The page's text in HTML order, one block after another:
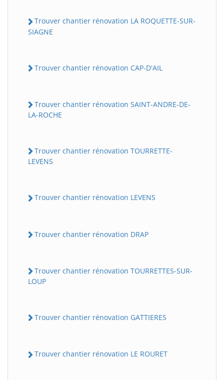
Trouver chantier rénovation LA ROQUETTE-SUR-
SIAGNE
Trouver chantier rénovation CAP-D'AIL
Trouver chantier rénovation SAINT-ANDRE-DE-
LA-ROCHE
Trouver chantier rénovation TOURRETTE-
LEVENS
Trouver chantier rénovation LEVENS
Trouver chantier rénovation DRAP
Trouver chantier rénovation TOURRETTES-SUR-
LOUP
Trouver chantier rénovation GATTIERES
Trouver chantier rénovation LE ROURET